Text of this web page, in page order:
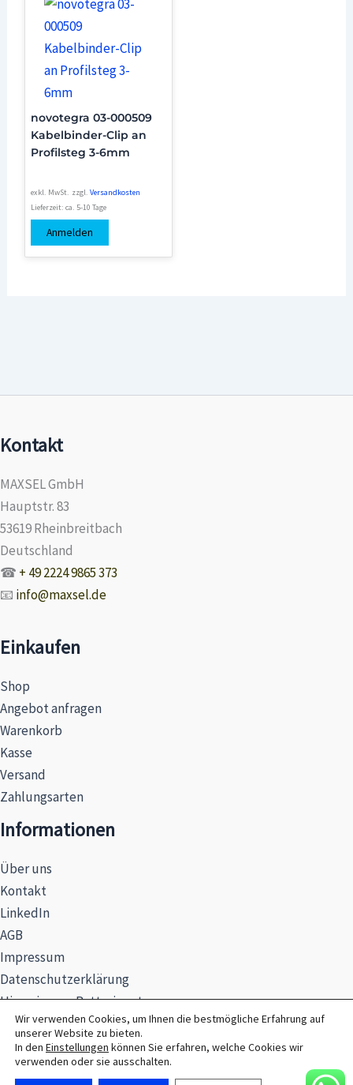
novotegra 03-000509
Kabelbinder-Clip an
Profilsteg 3-6mm
exkl. MwSt. zzgl.Versandkosten
Lieferzeit:ca. 5-10 Tage
Anmelden
Kontakt
MAXSEL GmbH
Hauptstr. 83
53619 Rheinbreitbach
Deutschland
☎ + 49 2224 9865 373
📧 info@maxsel.de
Einkaufen
Shop
Angebot anfragen
Warenkorb
Kasse
Versand
Zahlungsarten
Informationen
Über uns
Kontakt
LinkedIn
AGB
Impressum
Datenschutzerklärung
Hinweise zur Batterieentsorgung
Wir verwenden Cookies, um Ihnen die bestmögliche Erfahrung auf
unserer Website zu bieten.
In den Einstellungen können Sie erfahren, welche Cookies wir
verwenden oder sie ausschalten.